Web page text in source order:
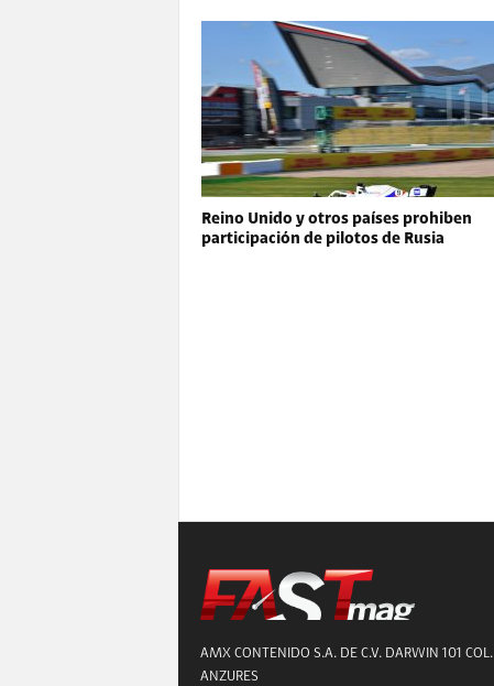
T
m
a
g
Reino Unido y otros países prohiben
participación de pilotos de Rusia
AMX CONTENIDO S.A. DE C.V. DARWIN 101 COL.
ANZURES